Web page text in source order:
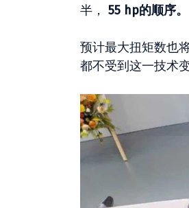
半， 55 hp的顺序。
预计最大扭矩数也
都不受到这一技术